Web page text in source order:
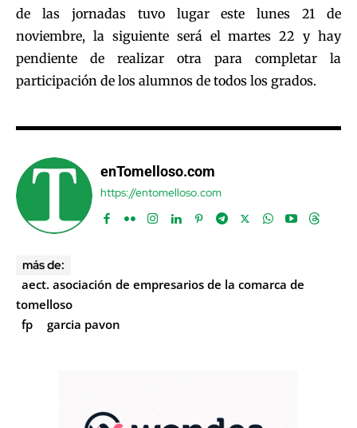
de las jornadas tuvo lugar este lunes 21 de
noviembre, la siguiente será el martes 22 y hay
pendiente de realizar otra para completar la
participación de los alumnos de todos los grados.
enTomelloso.com
https://entomelloso.com
más de:
aect. asociación de empresarios de la comarca de
tomelloso
fp
garcia pavon